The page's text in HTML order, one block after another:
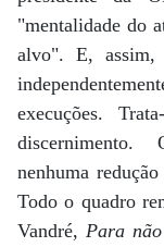
"mentalidade do
alvo". E, assim,
execuções.
discernimento.
nenhuma
Todo o quadro
Vandré, Para